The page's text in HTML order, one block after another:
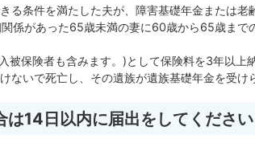
る条件を満たした夫が、障害基礎年金または老
係があった65歳未満の妻に60歳から65歳まで
被保険者も含みます。)として保険料を3年以上
ないで死亡し、その遺族が遺族基礎年金を受け
は14日以内に届出をしてください